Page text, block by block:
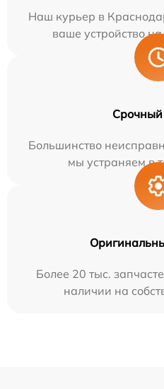
Наш курьер в
ваше устройство
Срочный
Большинство
мы устраняем в
Более 20 тыс.
наличии на